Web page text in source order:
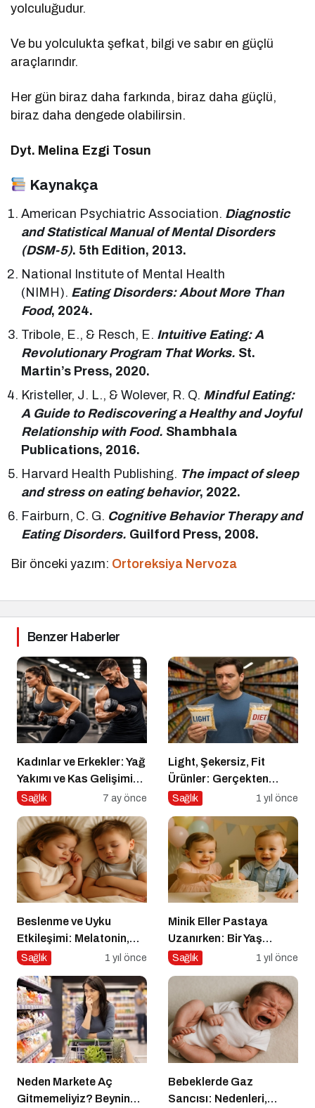
yolculuğudur.
Ve bu yolculukta şefkat, bilgi ve sabır en güçlü
araçlarındır.
Her gün biraz daha farkında, biraz daha güçlü,
biraz daha dengede olabilirsin.
Dyt. Melina Ezgi Tosun
Kaynakça
American Psychiatric Association. Diagnostic
and Statistical Manual of Mental Disorders
(DSM-5). 5th Edition, 2013.
National Institute of Mental Health
(NIMH). Eating Disorders: About More Than
Food, 2024.
Tribole, E., & Resch, E. Intuitive Eating: A
Revolutionary Program That Works. St.
Martin’s Press, 2020.
Kristeller, J. L., & Wolever, R. Q. Mindful Eating:
A Guide to Rediscovering a Healthy and Joyful
Relationship with Food. Shambhala
Publications, 2016.
Harvard Health Publishing. The impact of sleep
and stress on eating behavior, 2022.
Fairburn, C. G. Cognitive Behavior Therapy and
Eating Disorders. Guilford Press, 2008.
Bir önceki yazım: Ortoreksiya Nervoza
Benzer Haberler
Kadınlar ve Erkekler: Yağ
Yakımı ve Kas Gelişimi
Arasındaki Farklar
Sağlık 7 ay önce
Light, Şekersiz, Fit
Ürünler: Gerçekten
Daha Sağlıklı mı?
Sağlık 1 yıl önce
Beslenme ve Uyku
Etkileşimi: Melatonin,
Triptofan ve Çocuk
Sağlık 1 yıl önce
Minik Eller Pastaya
Uzanırken: Bir Yaş
Sonrası Beslenmeye
Sağlık 1 yıl önce
Neden Markete Aç
Gitmemeliyiz? Beynin
Bebeklerde Gaz
Sancısı: Nedenleri,